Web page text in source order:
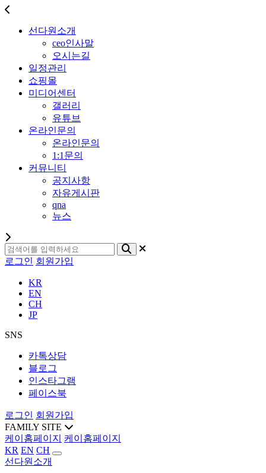
선다원소개
ceo인사말
오시는길
일정관리
쇼핑몰
미디어센터
갤러리
유튜브
온라인문의
온라인문의
1:1문의
커뮤니티
공지사항
자유게시판
qna
뉴스
로그인 회원가입
KR
EN
CH
JP
SNS
카톡상담
블로그
인스타그램
페이스북
로그인 회원가입
FAMILY SITE
케이홈페이지
케이홈페이지
KR EN CH
선다원소개